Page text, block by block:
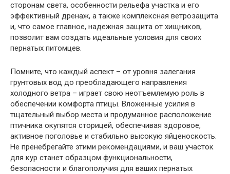
сторонам света, особенности рельефа участка и его
эффективный дренаж, а также комплексная ветрозащита
и, что самое главное, надежная защита от хищников,
позволит вам создать идеальные условия для своих
пернатых питомцев.
Помните, что каждый аспект – от уровня залегания
грунтовых вод до преобладающего направления
холодного ветра – играет свою неотъемлемую роль в
обеспечении комфорта птицы. Вложенные усилия в
тщательный выбор места и продуманное расположение
птичника окупятся сторицей, обеспечивая здоровое,
активное поголовье и стабильно высокую яйценоскость.
Не пренебрегайте этими рекомендациями, и ваш участок
для кур станет образцом функциональности,
безопасности и благополучия для ваших пернатых